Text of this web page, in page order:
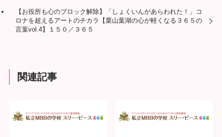
【お役所も心のブロック解除】「しょくいんがあらわれた！」コ
ロナを超えるアートのチカラ【栗山葉湖の心が軽くなる３６５の
言葉vol.4】１５０／３６５
関連記事